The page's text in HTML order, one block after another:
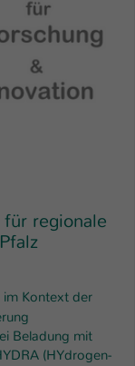
für regionale
Kontext der
Beladung mit
(HYdrogen-